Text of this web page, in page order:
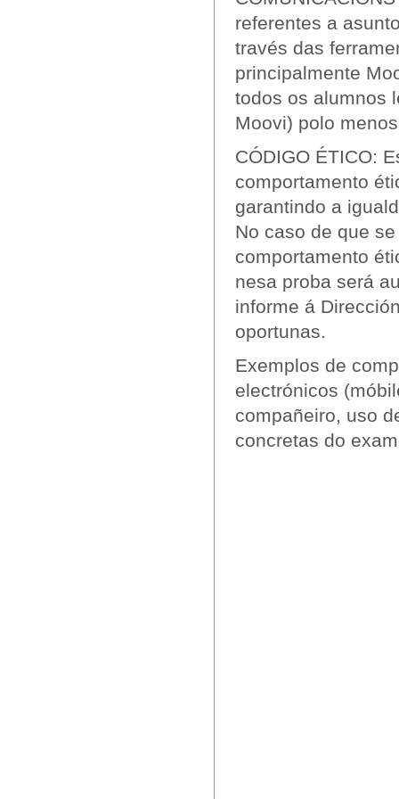
referentes a
través das
principalmente
todos os alumnos
Moovi) polo
CÓDIGO ÉTICO:
comportamento
garantindo a
No caso de que
comportamento
nesa proba será
informe á
oportunas.
Exemplos de
electrónicos
compañeiro, uso
concretas do